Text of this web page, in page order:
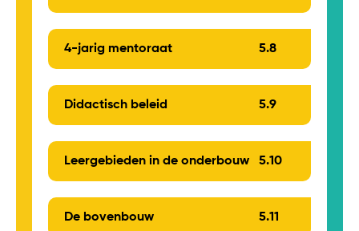
4-jarig mentoraat 5.8
Didactisch beleid 5.9
Leergebieden in de onderbouw 5.10
De bovenbouw 5.11